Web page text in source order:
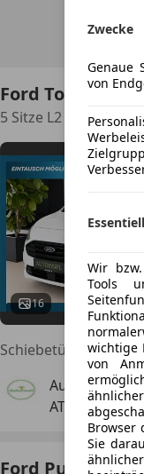
Ford Tourneo
5 Sitze L2 2
16
Autoinsel
AT-2103
Ford Puma
Zwecke
Genaue
von
Wir
Tools
wichtige
von
Browser
Sie